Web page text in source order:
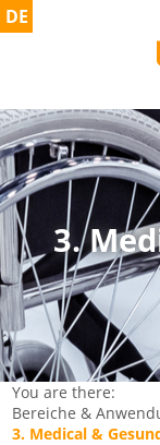
DE
3.
You are there:
Bereiche &
3. Medical &